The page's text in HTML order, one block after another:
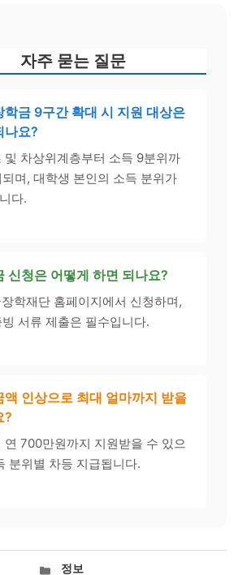
자주 묻는 질문
학금 9구간 확대 시 지원 대상은
나요?
및 차상위계층부터 소득 9분위까
며, 대학생 본인의 소득 분위가
다.
신청은 어떻게 하면 되나요?
학재단 홈페이지에서 신청하며,
서류 제출은 필수입니다.
액 인상으로 최대 얼마까지 받을
?
연 700만원까지 지원받을 수 있으
분위별 차등 지급됩니다.
카정보